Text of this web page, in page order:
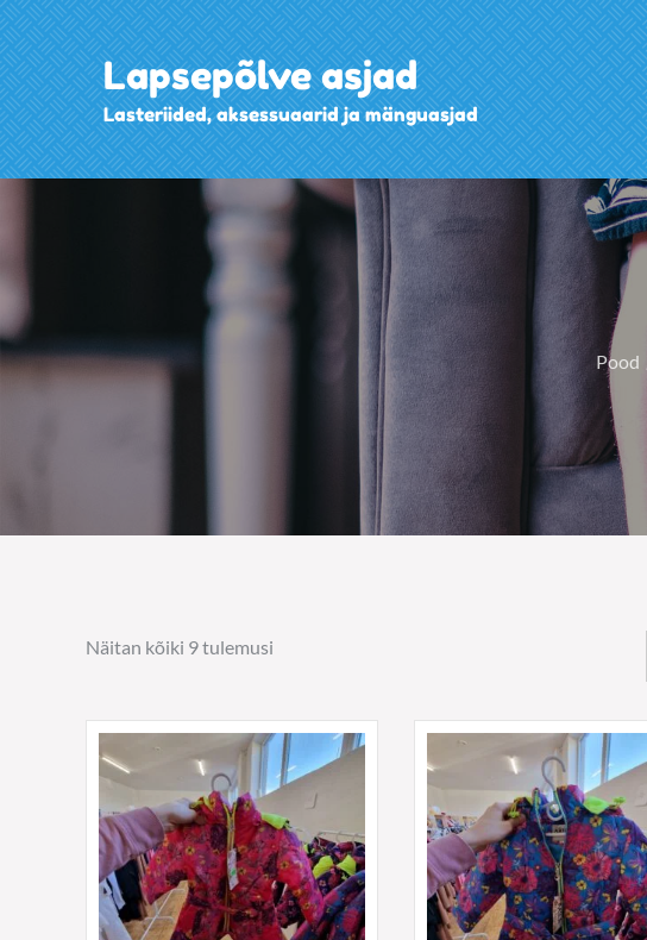
Skip
to
content
Lapsepõlve asjad
Lasteriided, aksessuaarid ja mänguasjad
Pood
Näitan kõiki 9 tulemusi